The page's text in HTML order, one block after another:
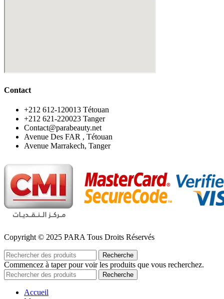
Contact
‪+212 612-120013 Tétouan
‪+212 621-220023 Tanger
Contact@parabeauty.net
Avenue Des FAR , Tétouan
Avenue Marrakech, Tanger
Copyright © 2025 PARA Tous Droits Réservés
Recherche
Commencez à taper pour voir les produits que vous recherchez.
Recherche
Accueil